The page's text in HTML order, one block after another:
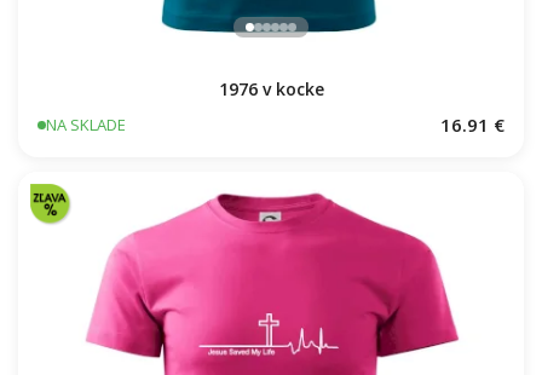
1976 v kocke
NA SKLADE 16.91 €